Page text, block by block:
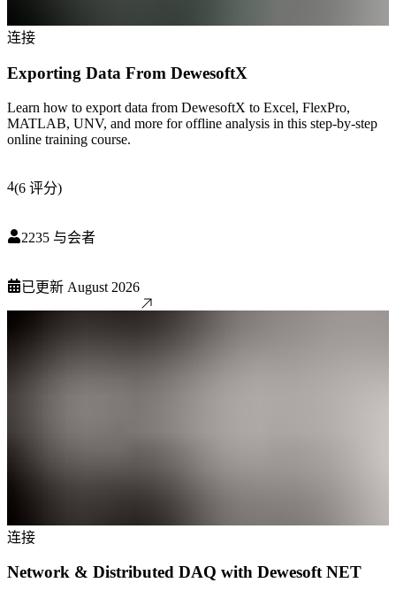
连接
Exporting Data From DewesoftX
Learn how to export data from DewesoftX to Excel, FlexPro,
MATLAB, UNV, and more for offline analysis in this step-by-step
online training course.
4(6 评分)
2235 与会者
已更新 August 2026
连接
Network & Distributed DAQ with Dewesoft NET